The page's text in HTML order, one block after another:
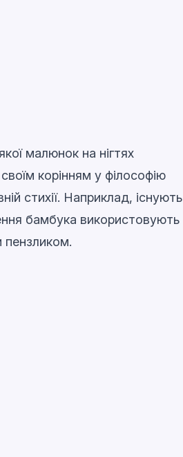
малюнок на нігтях
корінням у філософію
стихії. Наприклад, існують
бамбука використовують
пензликом.